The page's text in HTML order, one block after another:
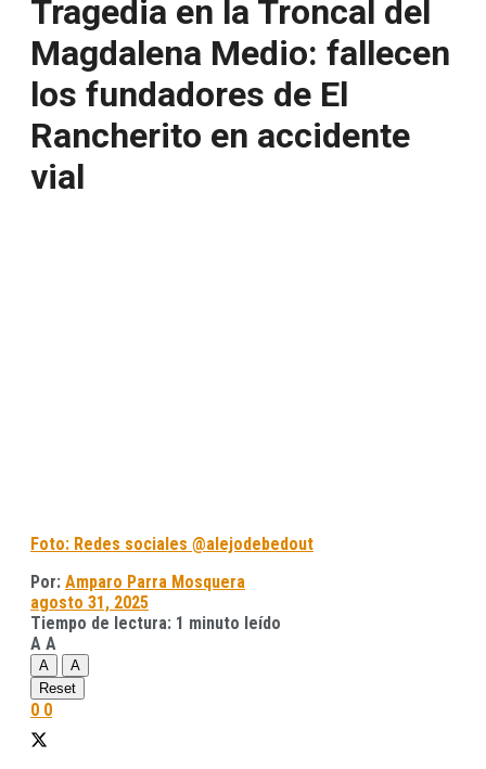
Tragedia en la Troncal del
Magdalena Medio: fallecen
los fundadores de El
Rancherito en accidente
vial
Foto: Redes sociales @alejodebedout
Por: Amparo Parra Mosquera
agosto 31, 2025
Tiempo de lectura: 1 minuto leído
A A
A
A
Reset
0 0